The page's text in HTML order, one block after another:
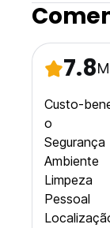
7.8
Custo-
o
Segurança
Ambiente
Limpeza
Pessoal